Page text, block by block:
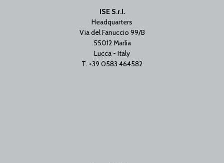
ISE S.r.l.
Headquarters
Via del Fanuccio 99/B
55012 Marlia
Lucca - Italy
T. +39 0583 464582